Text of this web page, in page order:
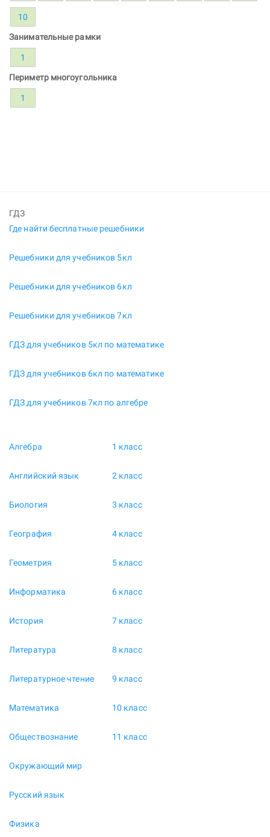
10
Занимательные рамки
1
Периметр многоугольника
1
ГДЗ
Где найти бесплатные решебники
Решебники для учебников 5кл
Решебники для учебников 6кл
Решебники для учебников 7кл
ГДЗ для учебников 5кл по математике
ГДЗ для учебников 6кл по математике
ГДЗ для учебников 7кл по алгебре
Алгебра
Английский язык
Биология
География
Геометрия
Информатика
История
Литература
Литературное чтение
Математика
Обществознание
Окружающий мир
Русский язык
Физика
1 класс
2 класс
3 класс
4 класс
5 класс
6 класс
7 класс
8 класс
9 класс
10 класс
11 класс